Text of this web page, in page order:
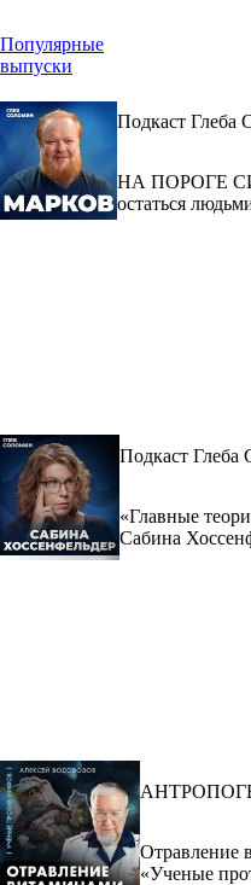
Популярные
выпуски
Подкаст Глеба
НА ПОРОГЕ
остаться
Подкаст Глеба
«Главные
Сабина
Отравление
«Ученые